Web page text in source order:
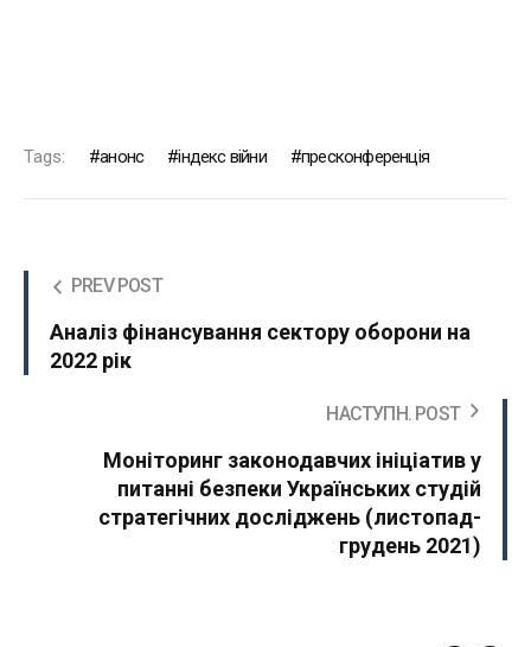
Tags: анонс індекс війни пресконференція
PREV POST
Аналіз фінансування сектору оборони на
2022 рік
НАСТУПН. POST
Моніторинг законодавчих ініціатив у
питанні безпеки Українських студій
стратегічних досліджень (листопад-
грудень 2021)